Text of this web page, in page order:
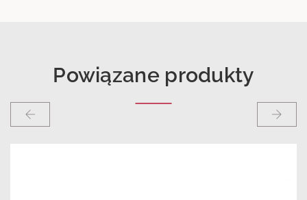
Powiązane produkty